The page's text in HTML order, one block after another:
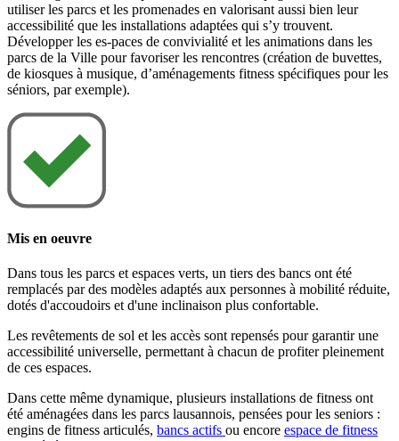
utiliser les parcs et les promenades en valorisant aussi bien leur
accessibilité que les installations adaptées qui s’y trouvent.
Développer les es-paces de convivialité et les animations dans les
parcs de la Ville pour favoriser les rencontres (création de buvettes,
de kiosques à musique, d’aménagements fitness spécifiques pour les
séniors, par exemple).
Mis en oeuvre
Dans tous les parcs et espaces verts, un tiers des bancs ont été
remplacés par des modèles adaptés aux personnes à mobilité réduite,
dotés d'accoudoirs et d'une inclinaison plus confortable.
Les revêtements de sol et les accès sont repensés pour garantir une
accessibilité universelle, permettant à chacun de profiter pleinement
de ces espaces.
Dans cette même dynamique, plusieurs installations de fitness ont
été aménagées dans les parcs lausannois, pensées pour les seniors :
engins de fitness articulés, bancs actifs ou encore espace de fitness